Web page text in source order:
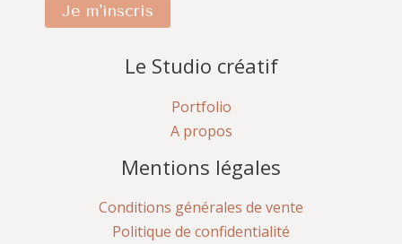
Je m'inscris
Le Studio créatif
Portfolio
A propos
Mentions légales
Conditions générales de vente
Politique de confidentialité